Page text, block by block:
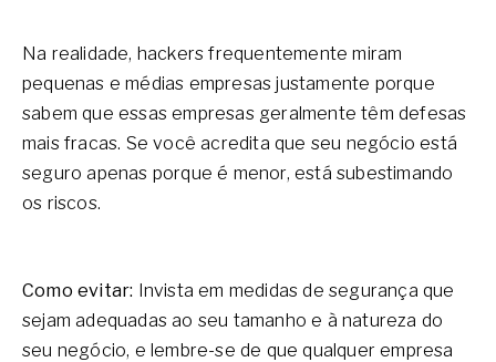
Na realidade, hackers frequentemente miram
pequenas e médias empresas justamente porque
sabem que essas empresas geralmente têm defesas
mais fracas. Se você acredita que seu negócio está
seguro apenas porque é menor, está subestimando
os riscos.
Como evitar: Invista em medidas de segurança que
sejam adequadas ao seu tamanho e à natureza do
seu negócio, e lembre-se de que qualquer empresa